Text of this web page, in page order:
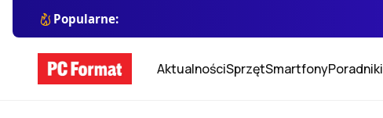
Popularne:
AktualnościSprzętSmartfonyPoradniki